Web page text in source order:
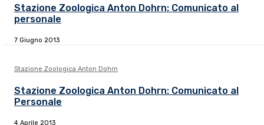
Stazione Zoologica Anton Dohrn: Comunicato al
personale
7 Giugno 2013
Stazione Zoologica Anton Dohrn
Stazione Zoologica Anton Dohrn: Comunicato al
Personale
4 Aprile 2013